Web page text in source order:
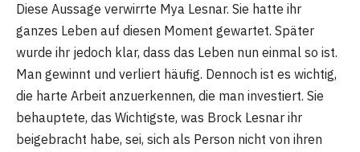
Diese Aussage verwirrte Mya Lesnar. Sie hatte ihr
ganzes Leben auf diesen Moment gewartet. Später
wurde ihr jedoch klar, dass das Leben nun einmal so ist.
Man gewinnt und verliert häufig. Dennoch ist es wichtig,
die harte Arbeit anzuerkennen, die man investiert. Sie
behauptete, das Wichtigste, was Brock Lesnar ihr
beigebracht habe, sei, sich als Person nicht von ihren